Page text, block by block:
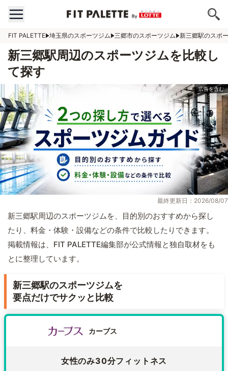
FIT PALETTE 埼玉県のスポーツジム 三郷市のスポーツジム 新三郷駅のスポ
新三郷駅周辺のスポーツジムを比較し
て探す
最終更新日：2026/08/07
新三郷駅周辺のスポーツジムを、目的別のおすすめから探し
たり、料金・体験・設備などの条件で比較したりできます。
掲載情報は、FIT PALETTE編集部が公式情報と独自取材をも
とに整理しています。
新三郷駅のスポーツジムを
要点だけでサクッと比較
カーブス
女性のみ30分フィットネス